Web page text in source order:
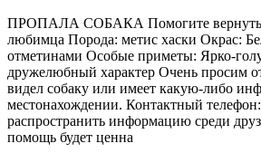
ПРОПАЛА СОБАКА Помогите вернуть
любимца Порода: метис хаски Окрас:
отметинами Особые приметы: Ярко-
дружелюбный характер Очень просим
видел собаку или имеет какую-либо
местонахождении. Контактный
распространить информацию среди
помощь будет ценна